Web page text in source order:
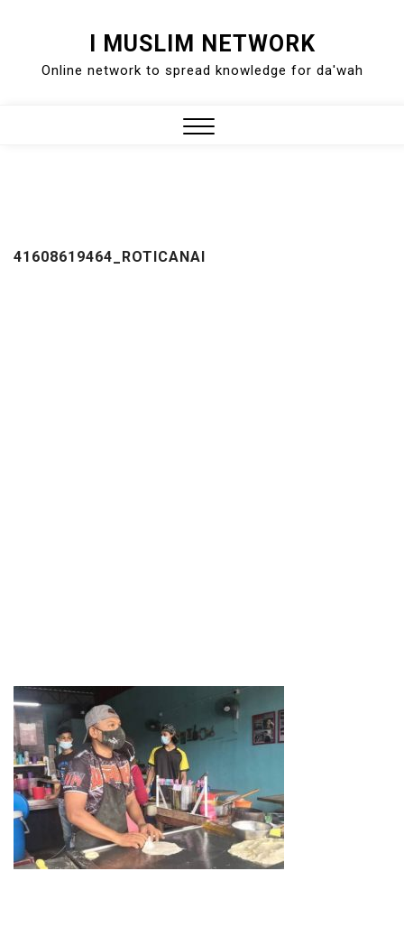
content
I MUSLIM NETWORK
Online network to spread knowledge for da'wah
41608619464_ROTICANAI